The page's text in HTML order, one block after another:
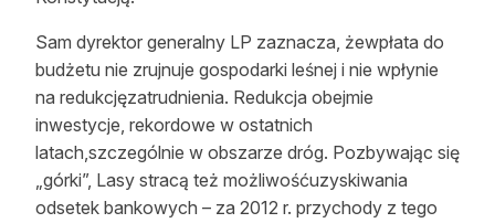
Sam dyrektor generalny LP zaznacza, żewpłata do
budżetu nie zrujnuje gospodarki leśnej i nie wpłynie
na redukcjęzatrudnienia. Redukcja obejmie
inwestycje, rekordowe w ostatnich
latach,szczególnie w obszarze dróg. Pozbywając się
„górki”, Lasy stracą też możliwośćuzyskiwania
odsetek bankowych – za 2012 r. przychody z tego